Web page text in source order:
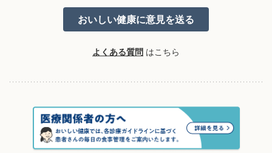
よくある質問 はこちら